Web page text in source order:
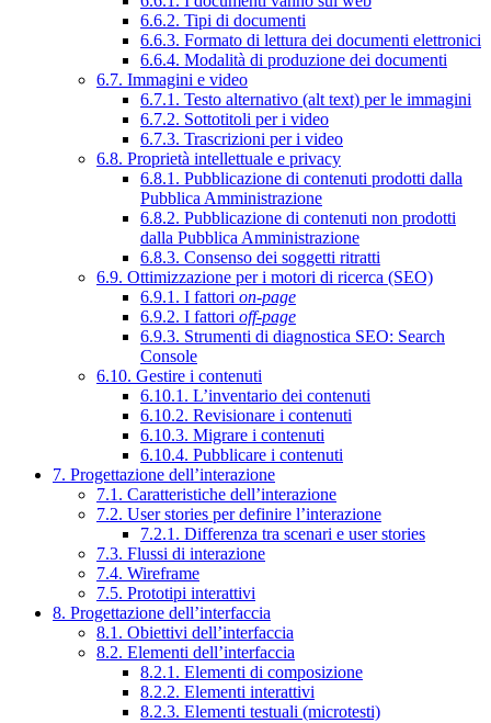
6.6.2. Tipi di documenti
6.6.3. Formato di lettura dei documenti elettronici
6.6.4. Modalità di produzione dei documenti
6.7. Immagini e video
6.7.1. Testo alternativo (alt text) per le immagini
6.7.2. Sottotitoli per i video
6.7.3. Trascrizioni per i video
6.8. Proprietà intellettuale e privacy
6.8.1. Pubblicazione di contenuti prodotti dalla
Pubblica Amministrazione
6.8.2. Pubblicazione di contenuti non prodotti
dalla Pubblica Amministrazione
6.8.3. Consenso dei soggetti ritratti
6.9. Ottimizzazione per i motori di ricerca (SEO)
6.9.1. I fattori on-page
6.9.2. I fattori off-page
6.9.3. Strumenti di diagnostica SEO: Search
Console
6.10. Gestire i contenuti
6.10.1. L’inventario dei contenuti
6.10.2. Revisionare i contenuti
6.10.3. Migrare i contenuti
6.10.4. Pubblicare i contenuti
7. Progettazione dell’interazione
7.1. Caratteristiche dell’interazione
7.2. User stories per definire l’interazione
7.2.1. Differenza tra scenari e user stories
7.3. Flussi di interazione
7.4. Wireframe
7.5. Prototipi interattivi
8. Progettazione dell’interfaccia
8.1. Obiettivi dell’interfaccia
8.2. Elementi dell’interfaccia
8.2.1. Elementi di composizione
8.2.2. Elementi interattivi
8.2.3. Elementi testuali (microtesti)